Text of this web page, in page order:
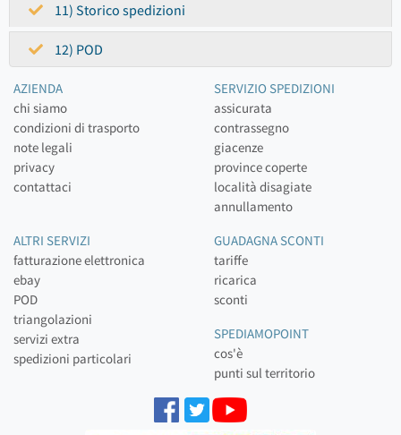
11) Storico spedizioni
12) POD
AZIENDA
chi siamo
condizioni di trasporto
note legali
privacy
contattaci
SERVIZIO SPEDIZIONI
assicurata
contrassegno
giacenze
province coperte
località disagiate
annullamento
ALTRI SERVIZI
fatturazione elettronica
ebay
POD
triangolazioni
servizi extra
spedizioni particolari
GUADAGNA SCONTI
tariffe
ricarica
sconti
SPEDIAMOPOINT
cos'è
punti sul territorio